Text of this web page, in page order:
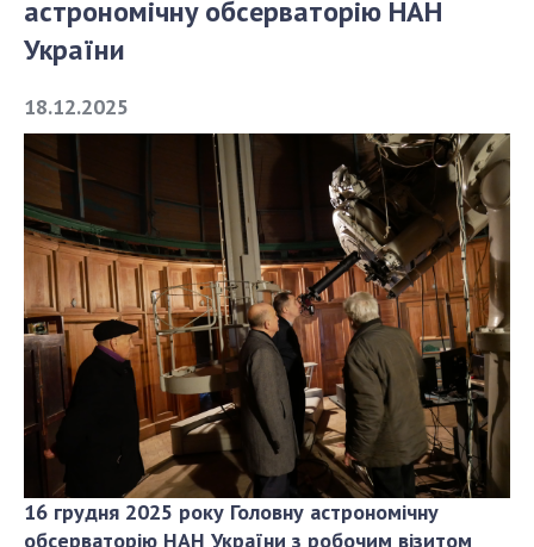
СТРУКТУРА
Президія НАН України
Апарат Президії
Секція фізико-технічних і математичних
наук
Секція хімічних і біологічних наук
Секція суспільних і гуманітарних наук
Установи при Президії
Ради, комітети та комісії
Наукові центри МОН та НАН України
Громадські організації
астрономічну обсерваторію НАН
України
18.12.2025
16 грудня 2025 року Головну астрономічну
обсерваторію НАН України з робочим візитом